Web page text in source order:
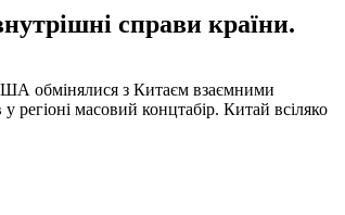
справи країни.
обмінялися з Китаєм взаємними
масовий концтабір. Китай всіляко